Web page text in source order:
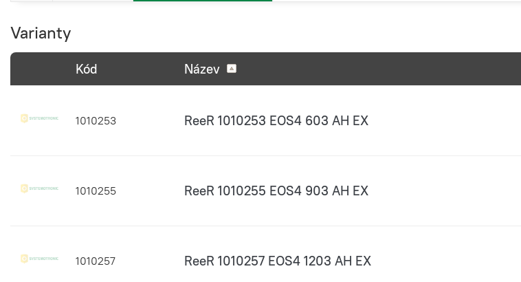
Varianty
Kód Název
1010253 ReeR 1010253 EOS4 603 AH EX
1010255 ReeR 1010255 EOS4 903 AH EX
1010257 ReeR 1010257 EOS4 1203 AH EX